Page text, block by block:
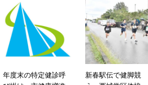
年度末の特定健診呼
新春駅伝で健脚競